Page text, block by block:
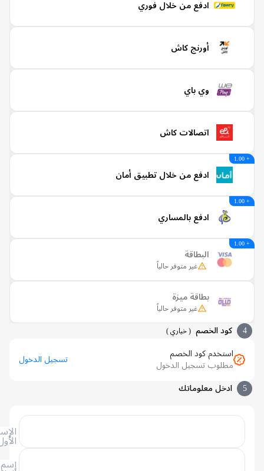
ادفع من خلال فوري
أورنج كاش
وي باي
اتصالات كاش
ادفع من خلال تطبيق أمان
ادفع بالمساري
البطاقة
غير متوفر حالياً
بطاقة ميزة
غير متوفر حالياً
كود الخصم (خياري )
استخدم كود الخصم
مطلوب تسجيل الدخول
تسجيل الدخول
ادخل معلوماتك